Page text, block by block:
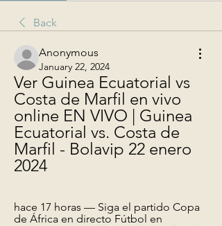
Back
Anonymous
January 22, 2024
Ver Guinea Ecuatorial vs
Costa de Marfil en vivo
online EN VIVO | Guinea
Ecuatorial vs. Costa de
Marfil - Bolavip 22 enero
2024
hace 17 horas — Siga el partido Copa
de África en directo Fútbol en